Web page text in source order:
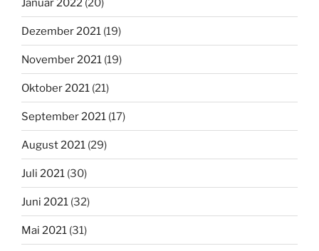
Dezember 2021 (19)
November 2021 (19)
Oktober 2021 (21)
September 2021 (17)
August 2021 (29)
Juli 2021 (30)
Juni 2021 (32)
Mai 2021 (31)